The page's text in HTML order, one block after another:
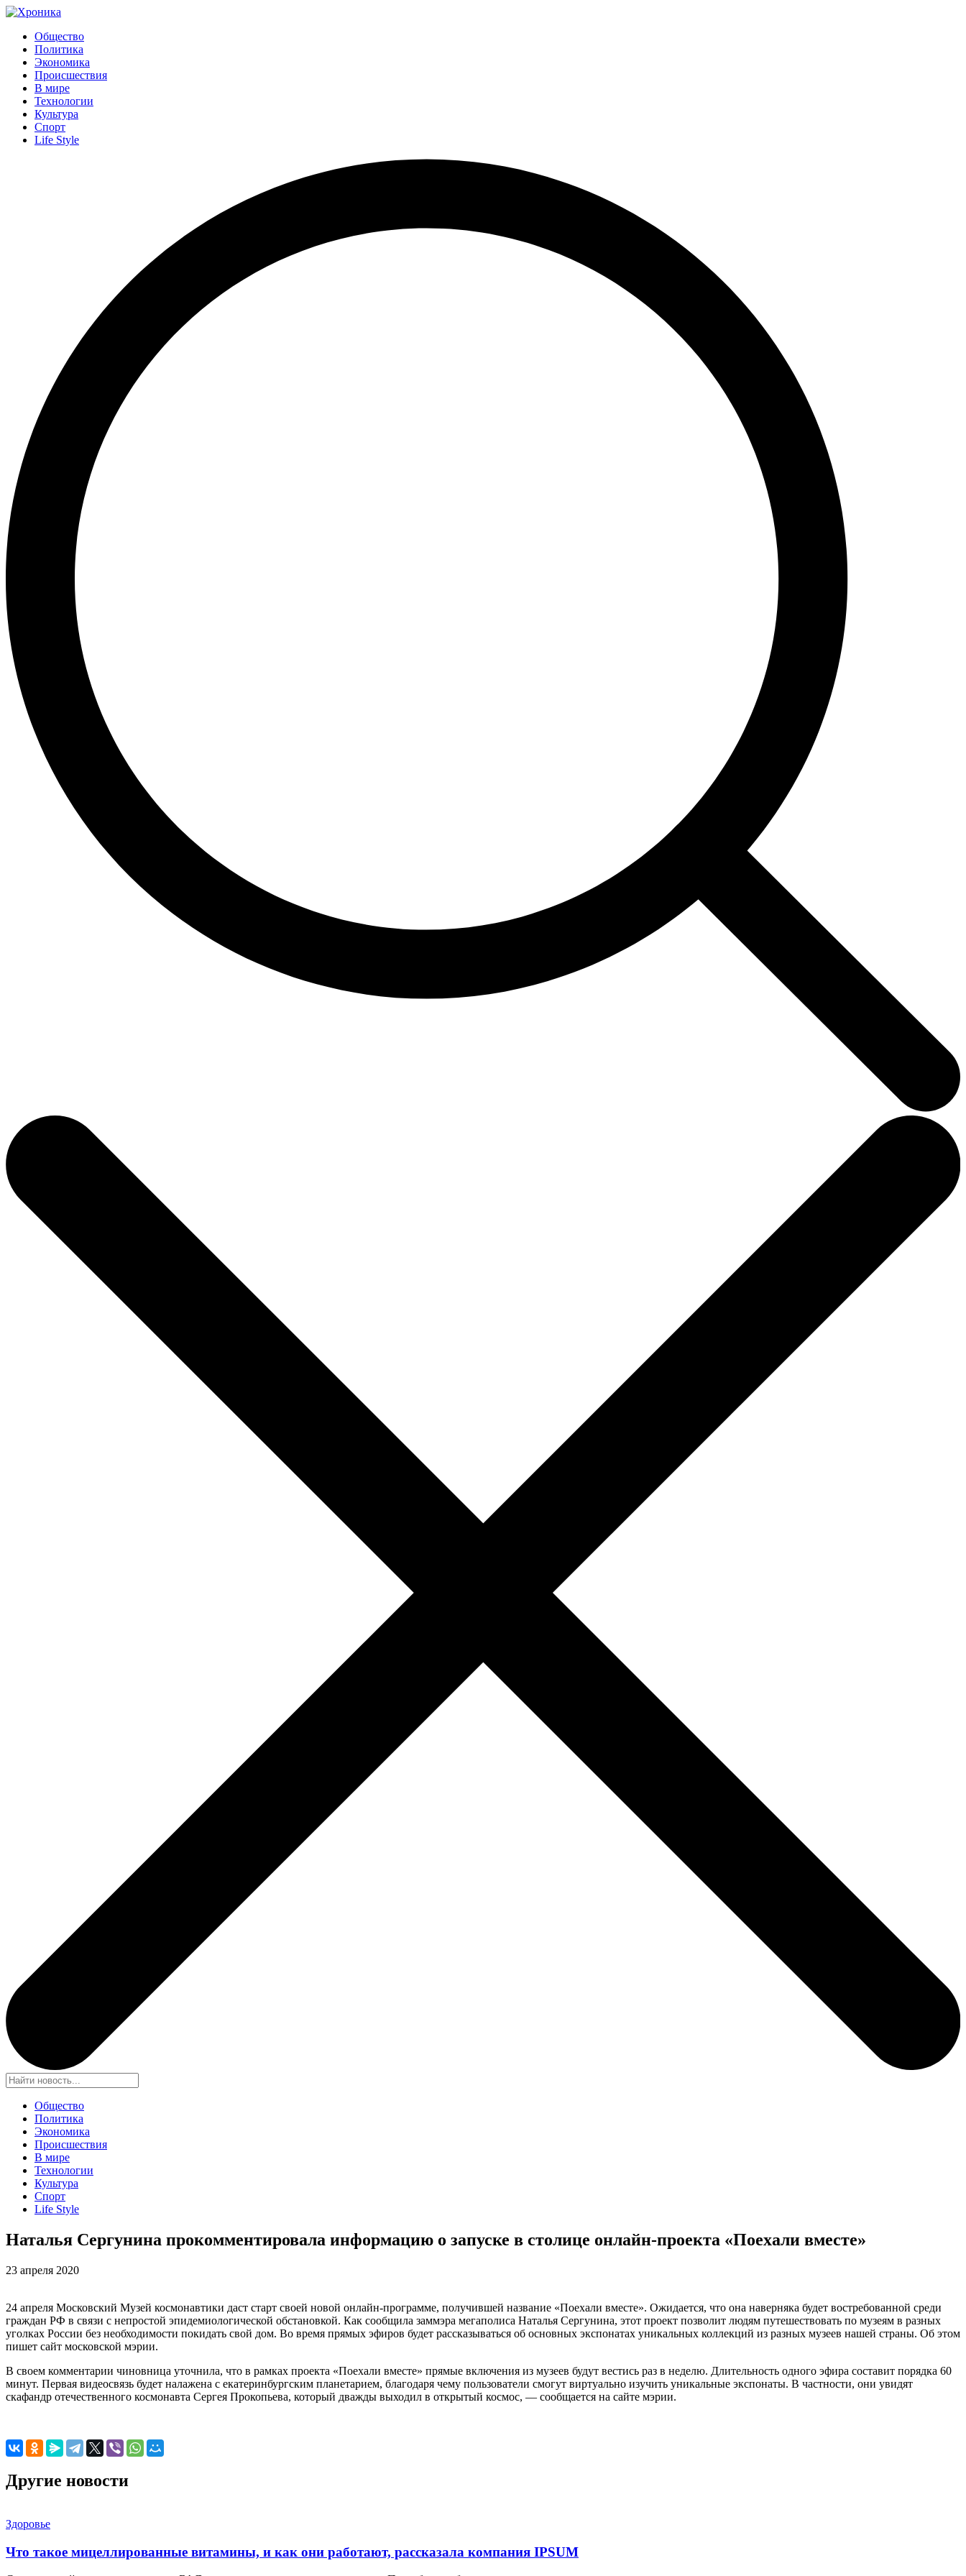
Общество
Политика
Экономика
Происшествия
В мире
Технологии
Культура
Спорт
Life Style
Общество
Политика
Экономика
Происшествия
В мире
Технологии
Культура
Спорт
Life Style
Наталья Сергунина прокомментировала информацию о запуске в столице онлайн-проекта «Поехали вместе»
23 апреля 2020
24 апреля Московский Музей космонавтики даст старт своей новой онлайн-программе, получившей название «Поехали вместе». Ожидается, что она наверняка будет востребованной среди
граждан РФ в связи с непростой эпидемиологической обстановкой. Как сообщила заммэра мегаполиса Наталья Сергунина, этот проект позволит людям путешествовать по музеям в разных
уголках России без необходимости покидать свой дом. Во время прямых эфиров будет рассказываться об основных экспонатах уникальных коллекций из разных музеев нашей страны. Об этом
пишет сайт московской мэрии.
В своем комментарии чиновница уточнила, что в рамках проекта «Поехали вместе» прямые включения из музеев будут вестись раз в неделю. Длительность одного эфира составит порядка 60
минут. Первая видеосвязь будет налажена с екатеринбургским планетарием, благодаря чему пользователи смогут виртуально изучить уникальные экспонаты. В частности, они увидят
скафандр отечественного космонавта Сергея Прокопьева, который дважды выходил в открытый космос, — сообщается на сайте мэрии.
Другие новости
Здоровье
Что такое мицеллированные витамины, и как они работают, рассказала компания IPSUM